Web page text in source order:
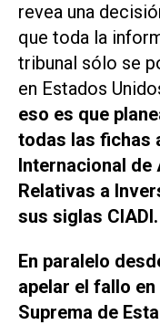
revea una
que toda la
tribunal sólo se
en Estados
eso es que
todas las fichas
Internacional de
Relativas a
sus siglas CIADI.
En paralelo
apelar el fallo
Suprema de